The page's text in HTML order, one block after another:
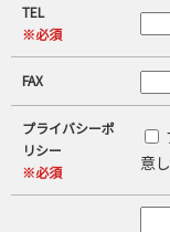
TEL
※必須
FAX
プライバシーポ
リシー
※必須
意